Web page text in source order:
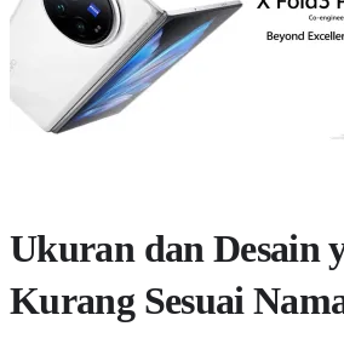
Ukuran dan Desain
Kurang Sesuai